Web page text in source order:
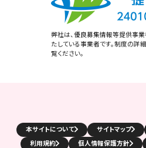
弊社は、優良募集情報等提供事
たしている事業者です。制度の詳
覧ください。
本サイトについて サイトマップ
利用規約
個人情報保護方針